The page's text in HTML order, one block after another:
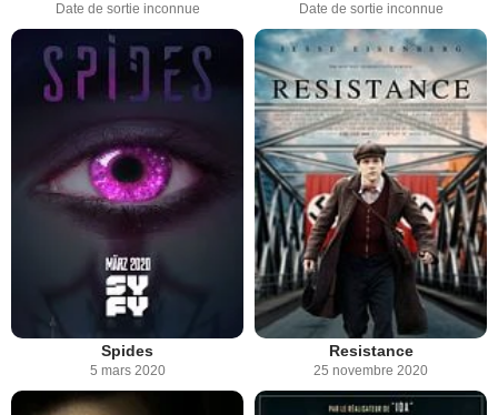
Date de sortie inconnue Date de sortie inconnue
Spides
5 mars 2020
Resistance
25 novembre 2020